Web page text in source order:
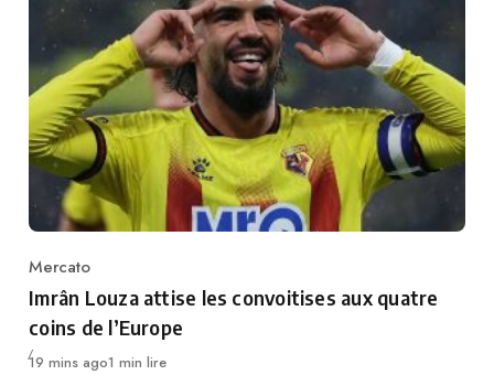
Category
Mercato
Imrân Louza attise les convoitises aux quatre
coins de l’Europe
Publié
19 mins ago1 min lire